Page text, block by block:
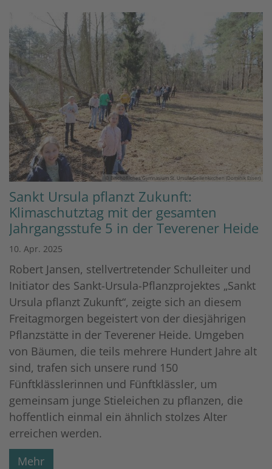
© Bischöfliches Gymnasium St. Ursula Geilenkirchen (Dominik Esser)
Sankt Ursula pflanzt Zukunft:
Klimaschutztag mit der gesamten
Jahrgangsstufe 5 in der Teverener Heide
10. Apr. 2025
Robert Jansen, stellvertretender Schulleiter und
Initiator des Sankt-Ursula-Pflanzprojektes „Sankt
Ursula pflanzt Zukunft“, zeigte sich an diesem
Freitagmorgen begeistert von der diesjährigen
Pflanzstätte in der Teverener Heide. Umgeben
von Bäumen, die teils mehrere Hundert Jahre alt
sind, trafen sich unsere rund 150
Fünftklässlerinnen und Fünftklässler, um
gemeinsam junge Stieleichen zu pflanzen, die
hoffentlich einmal ein ähnlich stolzes Alter
erreichen werden.
Mehr